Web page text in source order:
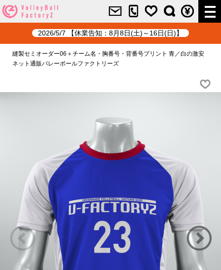
2026/5/7 【休業告知：8月8日(土)～16日(日)】
縫製セミオーダー06＋チーム名・胸番号・背番号プリント 青／白の激安
ネット通販バレーボールファクトリーズ